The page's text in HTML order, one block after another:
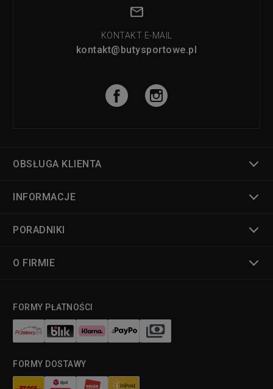
KONTAKT E-MAIL
kontakt@butysportowe.pl
OBSŁUGA KLIENTA
INFORMACJE
PORADNIKI
O FIRMIE
FORMY PŁATNOŚCI
FORMY DOSTAWY